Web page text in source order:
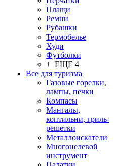
Плащи
Ремни
Рубашки
Термобелье
Худи
Футболки
+ ЕЩЕ 4
Все для туризма
Газовые горелки,
лампы, печки
Компасы
Мангалы,
коптильни, гриль-
решетки
Металлоискатели
Многоцелевой
инструмент